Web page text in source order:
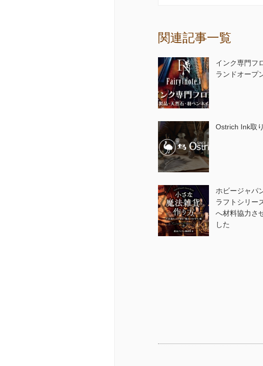
関連記事一覧
インク専門フ
ランドオープ
Ostrich Ink取
ホビージャパ
ラフトシリー
へ材料協力さ
した